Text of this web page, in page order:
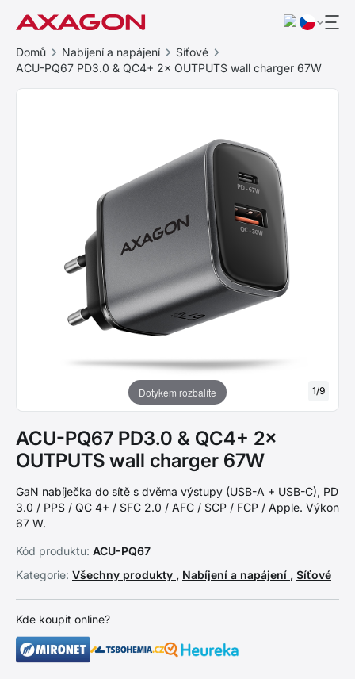
Domů Nabíjení a napájení
Síťové
ACU-PQ67 PD3.0 & QC4+ 2× OUTPUTS wall charger 67W
Dotykem rozbalíte 1/9
ACU-PQ67 PD3.0 & QC4+ 2×
OUTPUTS wall charger 67W
GaN nabíječka do sítě s dvěma výstupy (USB-A + USB-C), PD
3.0 / PPS / QC 4+ / SFC 2.0 / AFC / SCP / FCP / Apple. Výkon
67 W.
Kód produktu: ACU-PQ67
Kategorie: Všechny produkty , Nabíjení a napájení , Síťové
Kde koupit online?